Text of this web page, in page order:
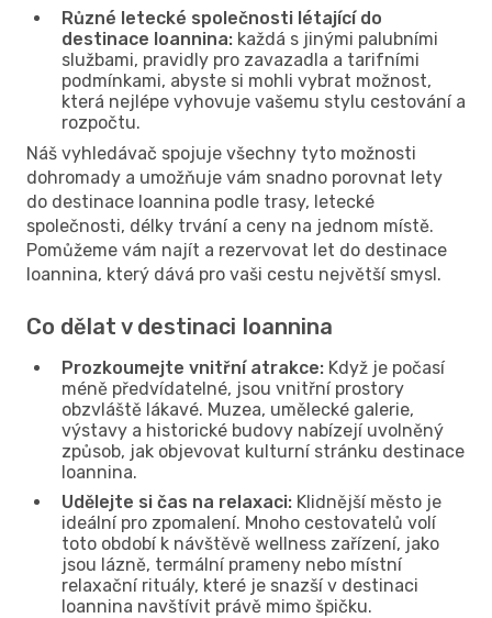
Různé letecké společnosti létající do
destinace Ioannina: každá s jinými palubními
službami, pravidly pro zavazadla a tarifními
podmínkami, abyste si mohli vybrat možnost,
která nejlépe vyhovuje vašemu stylu cestování a
rozpočtu.
Náš vyhledávač spojuje všechny tyto možnosti
dohromady a umožňuje vám snadno porovnat lety
do destinace Ioannina podle trasy, letecké
společnosti, délky trvání a ceny na jednom místě.
Pomůžeme vám najít a rezervovat let do destinace
Ioannina, který dává pro vaši cestu největší smysl.
Co dělat v destinaci Ioannina
Prozkoumejte vnitřní atrakce: Když je počasí
méně předvídatelné, jsou vnitřní prostory
obzvláště lákavé. Muzea, umělecké galerie,
výstavy a historické budovy nabízejí uvolněný
způsob, jak objevovat kulturní stránku destinace
Ioannina.
Udělejte si čas na relaxaci: Klidnější město je
ideální pro zpomalení. Mnoho cestovatelů volí
toto období k návštěvě wellness zařízení, jako
jsou lázně, termální prameny nebo místní
relaxační rituály, které je snazší v destinaci
Ioannina navštívit právě mimo špičku.